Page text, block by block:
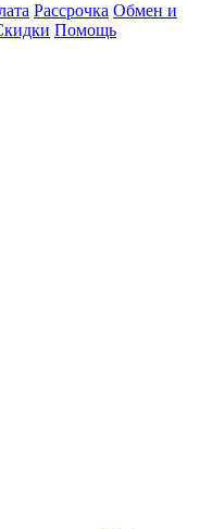
Рассрочка Обмен и
Помощь